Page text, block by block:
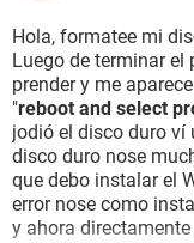
Hola, formatee mi
Luego de terminar el
prender y me
"reboot and select
jodió el disco duro ví
disco duro nose
que debo instalar el
error nose como
y ahora